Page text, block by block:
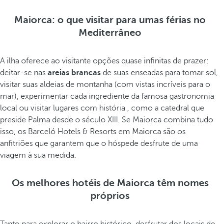
Maiorca: o que visitar para umas férias no
Mediterrâneo
A ilha oferece ao visitante opções quase infinitas de prazer:
deitar-se nas areias brancas de suas enseadas para tomar sol,
visitar suas aldeias de montanha (com vistas incríveis para o
mar), experimentar cada ingrediente da famosa gastronomia
local ou visitar lugares com história , como a catedral que
preside Palma desde o século XIII. Se Maiorca combina tudo
isso, os Barceló Hotels & Resorts em Maiorca são os
anfitriões que garantem que o hóspede desfrute de uma
viagem à sua medida.
Os melhores hotéis de Maiorca têm nomes
próprios